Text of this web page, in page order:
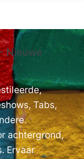
Nieuwe
Tabs,
achtergrond,
Ervaar